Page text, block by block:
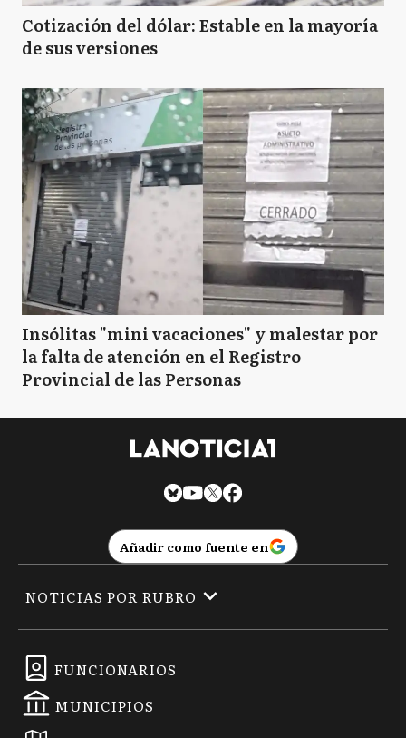
Cotización del dólar: Estable en la mayoría
de sus versiones
Insólitas "mini vacaciones" y malestar por
la falta de atención en el Registro
Provincial de las Personas
Añadir como fuente en
FUNCIONARIOS
MUNICIPIOS
NOTICIAS POR RUBRO